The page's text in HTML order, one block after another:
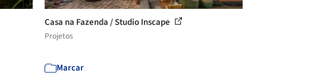
Casa na Fazenda / Studio Inscape
Projetos
Marcar